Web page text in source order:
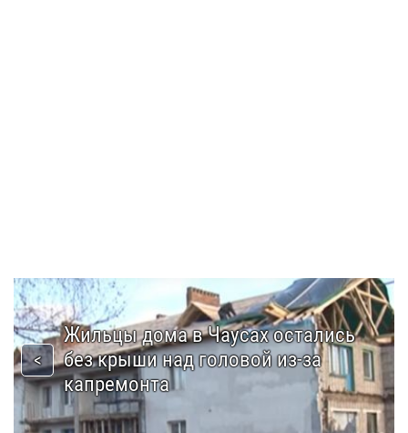
Жильцы дома в Чаусах остались
без крыши над головой из-за
капремонта